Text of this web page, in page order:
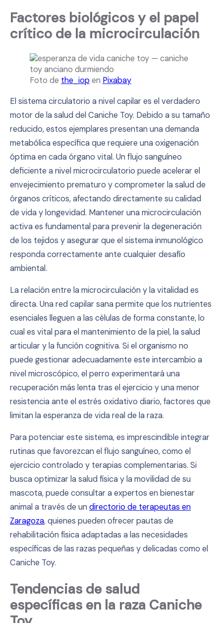
Factores biológicos y el papel
crítico de la microcirculación
Foto de the_iop en Pixabay
El sistema circulatorio a nivel capilar es el verdadero
motor de la salud del Caniche Toy. Debido a su tamaño
reducido, estos ejemplares presentan una demanda
metabólica específica que requiere una oxigenación
óptima en cada órgano vital. Un flujo sanguíneo
deficiente a nivel microcirculatorio puede acelerar el
envejecimiento prematuro y comprometer la salud de
órganos críticos, afectando directamente su calidad
de vida y longevidad. Mantener una microcirculación
activa es fundamental para prevenir la degeneración
de los tejidos y asegurar que el sistema inmunológico
responda correctamente ante cualquier desafío
ambiental.
La relación entre la microcirculación y la vitalidad es
directa. Una red capilar sana permite que los nutrientes
esenciales lleguen a las células de forma constante, lo
cual es vital para el mantenimiento de la piel, la salud
articular y la función cognitiva. Si el organismo no
puede gestionar adecuadamente este intercambio a
nivel microscópico, el perro experimentará una
recuperación más lenta tras el ejercicio y una menor
resistencia ante el estrés oxidativo diario, factores que
limitan la esperanza de vida real de la raza.
Para potenciar este sistema, es imprescindible integrar
rutinas que favorezcan el flujo sanguíneo, como el
ejercicio controlado y terapias complementarias. Si
busca optimizar la salud física y la movilidad de su
mascota, puede consultar a expertos en bienestar
animal a través de un directorio de terapeutas en
Zaragoza, quienes pueden ofrecer pautas de
rehabilitación física adaptadas a las necesidades
específicas de las razas pequeñas y delicadas como el
Caniche Toy.
Tendencias de salud
específicas en la raza Caniche